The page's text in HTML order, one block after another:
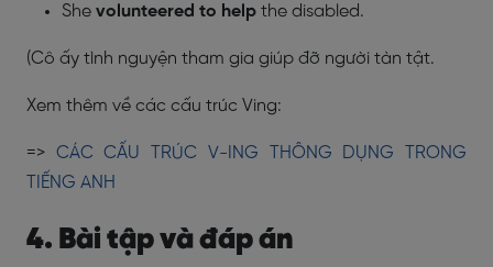
She volunteered to help the disabled.
(Cô ấy tình nguyện tham gia giúp đỡ người tàn tật.
Xem thêm về các cấu trúc Ving:
=> CÁC CẤU TRÚC V-ING THÔNG DỤNG TRONG
TIẾNG ANH
4. Bài tập và đáp án